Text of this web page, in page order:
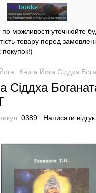
по можливості уточнюйте
товару перед
покупок!)
Йога Книга Йога Сіддха
Сіддха
0389 Написати відгук